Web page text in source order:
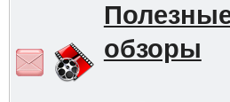
обзоры